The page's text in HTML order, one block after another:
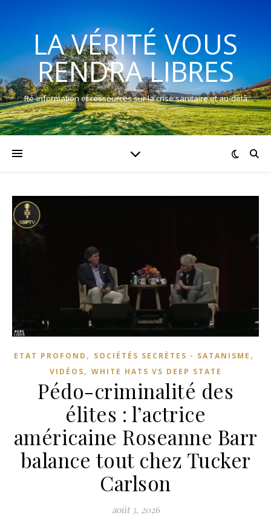
LA VÉRITÉ VOUS
RENDRA LIBRES
Ré-information et ressources sur la crise sanitaire et au-delà
ETAT PROFOND , SOCIÉTÉS SECRÈTES - SATANISME ,
VIDÉOS, WHITE HATS VS DEEP STATE
Pédo-criminalité des
élites : l’actrice
américaine Roseanne Barr
balance tout chez Tucker
Carlson
août 3, 2026